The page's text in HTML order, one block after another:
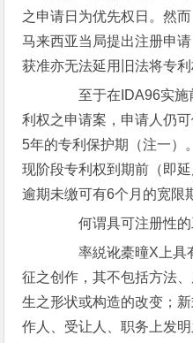
之申请日为优先权日。然
马来西亚当局提出注册申
获准亦无法延用旧法将专利
至于在IDA96实施
利权之申请案，申请人仍
5年的专利保护期（注一）
现阶段专利权到期前（即
逾期未缴可有6个月的宽限
何谓具可注册性的
率綐讹橐曈X上具
征之创作，其不包括方法
生之形状或构造的改变；
作人、受让人、职务上发